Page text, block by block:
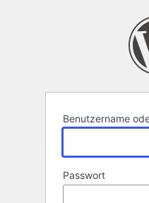
Benutzername
Passwort